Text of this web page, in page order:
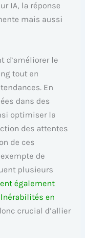
IA, la réponse
mais aussi
d’améliorer le
tout en
En
dans des
optimiser la
des attentes
de ces
de
plusieurs
également
en
crucial d’allier